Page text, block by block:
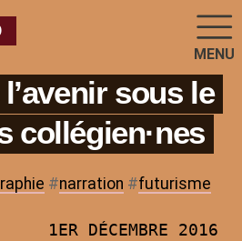
MENU
sous le
collégien·nes
#narration #futurisme
1ER DÉCEMBRE 2016